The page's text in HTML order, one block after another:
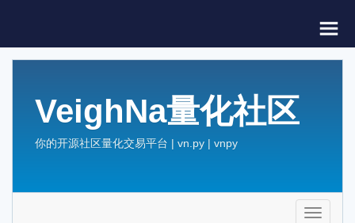
VeighNa量化社区
你的开源社区量化交易平台 | vn.py | vnpy
Toggle